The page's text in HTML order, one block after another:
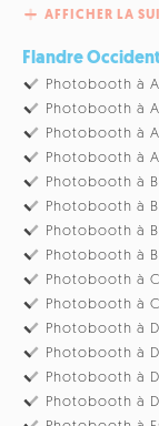
AFFICHER LA
Flandre
Photobooth à
Photobooth à
Photobooth à
Photobooth à
Photobooth à
Photobooth à
Photobooth à
Photobooth à
Photobooth à
Photobooth à
Photobooth à
Photobooth à
Photobooth à
Photobooth à